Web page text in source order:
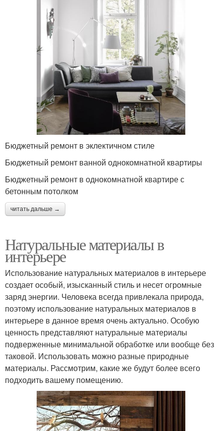
Бюджетный ремонт в эклектичном стиле
Бюджетный ремонт ванной однокомнатной квартиры
Бюджетный ремонт в однокомнатной квартире с
бетонным потолком
читать дальше →
Натуральные материалы в
интерьере
Использование натуральных материалов в интерьере
создает особый, изысканный стиль и несет огромные
заряд энергии. Человека всегда привлекала природа,
поэтому использование натуральных материалов в
интерьере в данное время очень актуально. Особую
ценность представляют натуральные материалы
подверженные минимальной обработке или вообще без
таковой. Использовать можно разные природные
материалы. Рассмотрим, какие же будут более всего
подходить вашему помещению.